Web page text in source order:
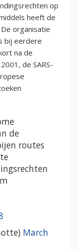
op
heeft de
organisatie
bij eerdere
na de
de SARS-
de
routes
March